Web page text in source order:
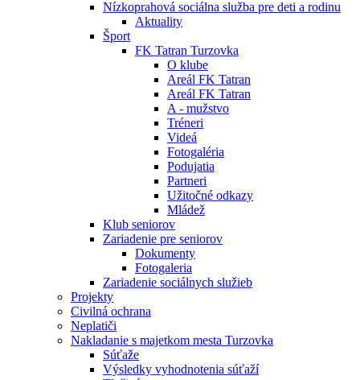
Nízkoprahová sociálna služba pre deti a rodinu
Aktuality
Šport
FK Tatran Turzovka
O klube
Areál FK Tatran
Areál FK Tatran
A - mužstvo
Tréneri
Videá
Fotogaléria
Podujatia
Partneri
Užitočné odkazy
Mládež
Klub seniorov
Zariadenie pre seniorov
Dokumenty
Fotogaleria
Zariadenie sociálnych služieb
Projekty
Civilná ochrana
Neplatiči
Nakladanie s majetkom mesta Turzovka
Súťaže
Výsledky vyhodnotenia súťaží